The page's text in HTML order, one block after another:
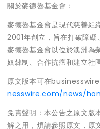
關於麥德魯基金會：
麥德魯基金會是現代慈善
2001年創立，旨在打破障礙
麥德魯基金會以位於澳洲為
奴隸制、合作抗癌和建立社
原文版本可在
nesswire.com/news/
免責聲明：本公告之原文版
解之用，煩請參照原文，原